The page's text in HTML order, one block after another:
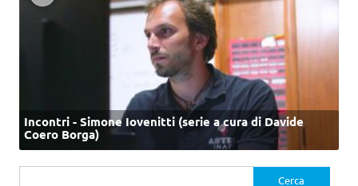
Incontri - Simone Iovenitti (serie a cura di Davide
Coero Borga)